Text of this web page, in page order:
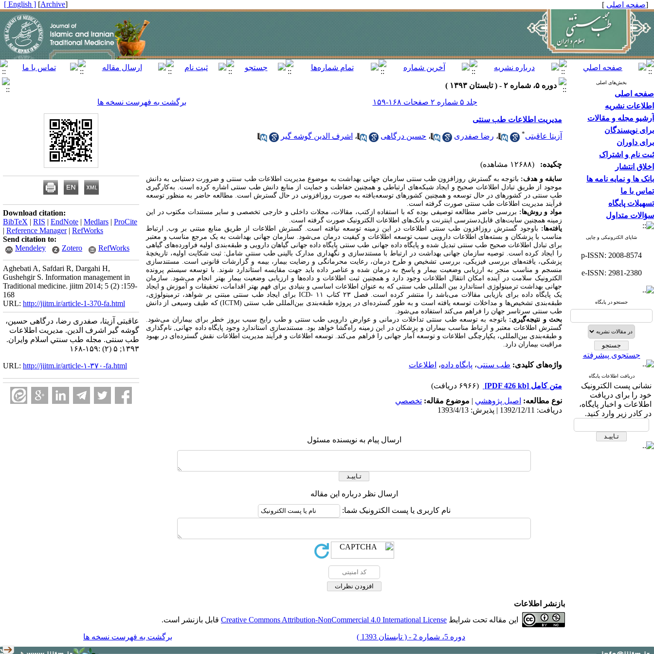
[صفحه اصلی ]
[
Archive
]
[ English ]
بخش‌های اصلی
صفحه اصلی
اطلاعات نشریه
آرشیو مجله و مقالات
برای نویسندگان
برای داوران
ثبت نام و اشتراک
اخلاق انتشار
بانک ها و نمایه نامه ها
تماس با ما
تسهیلات پایگاه
سؤالات متداول
شاپای الکترونیکی و چاپی
p-ISSN: 2008-8574
e-ISSN: 2981-2380
جستجو در پایگاه
جستجوی پیشرفته
دریافت اطلاعات پایگاه
نشانی پست الکترونیک
خود را برای دریافت
اطلاعات و اخبار پایگاه،
در کادر زیر وارد کنید.
دوره ۵، شماره ۲ - ( تابستان ۱۳۹۳ )
جلد ۵ شماره ۲ صفحات ۱۶۸-۱۵۹
برگشت به فهرست نسخه ها
مدیریت اطلاعات طب سنتی
آزیتا عاقبتی* ، رضا صفدری ، حسین درگاهی ، اشرف الدین گوشه گیر
چکیده: (۱۲۶۸۸ مشاهده)
سابقه و هدف: باتوجه به گسترش روزافزون طب سنتی سازمان جهانی بهداشت به موضوع مدیریت اطلاعات طب سنتی و ضرورت دستیابی به دانش
موجود از طریق تبادل اطلاعات صحیح و ایجاد شبکه‌های ارتباطی و همچنین حفاظت و حمایت از منابع دانش طب سنتی اشاره کرده است. به‌کارگیری
طب سنتی در کشورهای در حال توسعه و همچنین کشورهای توسعه‌یافته به صورت روزافزونی در حال گسترش است. مطالعه حاضر به منظور توسعه
فرآیند مدیریت اطلاعات طب سنتی صورت گرفته است.
مواد و روش‌ها: بررسی حاضر مطالعه توصیفی بوده که با استفاده ازکتب، مقالات، مجلات داخلی و خارجی تخصصی و سایر مستندات مکتوب در این
زمینه همچنین سایت‌های قابل‌دسترسی اینترنت و بانک‌های اطلاعات الکترونیک صورت گرفته است.
یافته‌ها: باوجود گسترش روزافزون طب سنتی اطلاعات در این زمینه توسعه نیافته است. گسترش اطلاعات از طریق منابع مبتنی بر وب, ارتباط
مناسب با پزشکان و بسته‌های اطلاعات دارویی سبب توسعه اطلاعات و کیفیت درمان می‌شود. سازمان جهانی بهداشت به یک مرجع مناسب و معتبر
برای تبادل اطلاعات صحیح طب سنتی تبدیل شده و پایگاه داده جهانی طب سنتی پایگاه داده جهانی گیاهان دارویی و طبقه‌بندی اولیه فراورده‌های گیاهی
را ایجاد کرده است. توصیه سازمان جهانی بهداشت در ارتباط با مستندسازی و نگهداری مدارک بالینی طب سنتی شامل: ثبت شکایت اولیه، تاریخچۀ
پزشکی، یافته‌های بررسی فیزیکی، بررسی تشخیص و طرح درمان، رعایت محرمانگی و رضایت بیمار، بیمه و گزارشات قانونی است. مستندسازی
منسجم و مناسب منجر به ارزیابی وضعیت بیمار و پاسخ به درمان شده و عناصر داده باید جهت مقایسه استاندارد شوند. با توسعه سیستم پرونده
الکترونیک سلامت در آینده امکان انتقال اطلاعات وجود دارد و همچنین ثبت اطلاعات و داده‌ها و ارزیابی وضعیت بیمار بهتر انجام می‌شود. سازمان
جهانی بهداشت ترمینولوژی استاندارد بین المللی طب سنتی که به عنوان اطلاعات اساسی و بنیادی برای فهم بهتر اقدامات، تحقیقات و آموزش و ایجاد
یک پایگاه داده برای بازیابی مقالات می‌باشد را منتشر کرده است. فصل ۲۳ کتاب ICD- ۱۱ برای ایجاد طب سنتی مبتنی بر شواهد، ترمینولوژی،
طبقه‌بندی تشخیص‌ها و مداخلات توسعه یافته است و به طور گسترده‌ای در پروژه طبقه‌بندی بین‌المللی طب سنتی (ICTM) که طیف وسیعی از دانش
طب سنتی سرتاسر جهان را فراهم می‌کند استفاده می‌شود.
بحث و نتیجه‌گیری: باتوجه به توسعه طب سنتی تداخلات درمانی و عوارض دارویی طب سنتی و طب رایج سبب بروز خطر برای بیماران می‌شود.
گسترش اطلاعات معتبر و ارتباط مناسب بیماران و پزشکان در این زمینه راه‌گشا خواهد بود. مستندسازی استاندارد وجود پایگاه داده جهانی, نام‌گذاری
و طبقه‌بندی بین‌المللی، یکپارچگی اطلاعات و توسعه آمار جهانی را فراهم می‌کند. توسعه اطلاعات و فرآیند مدیریت اطلاعات نقش گسترده‌ای در بهبود
مراقبت بیماران دارد.
واژه‌های کلیدی: طب سنتی، پایگاه داده، اطلاعات
متن کامل [PDF 426 kb]
(۶۹۶۶ دریافت)
نوع مطالعه: اصيل پژوهشي | موضوع مقاله: تخصصي
دریافت: 1392/12/11 | پذیرش: 1393/4/13
ارسال پیام به نویسنده مسئول
ارسال نظر درباره این مقاله
نام کاربری یا پست الکترونیک شما:
Download citation:
BibTeX | RIS | EndNote | Medlars | ProCite
| Reference Manager| RefWorks
Send citation to:
Mendeley
Zotero RefWorks
Aghebati A, Safdari R, Dargahi H,
Gushehgir S. Information management in
Traditional medicine. jiitm 2014; 5 (2) :159-
168
URL: http://jiitm.ir/article-1-370-fa.html
عاقبتی آزیتا، صفدری رضا، درگاهی حسین،
گوشه گیر اشرف الدین. مدیریت اطلاعات
طب سنتی. مجله طب سنتي اسلام وايران.
۱۳۹۳; ۵ (۲) :۱۵۹-۱۶۸
URL: http://jiitm.ir/article-۱-۳۷۰-fa.html
بازنشر اطلاعات
این مقاله تحت شرایط Creative Commons Attribution-NonCommercial 4.0 International License قابل بازنشر است.
دوره 5، شماره 2 - ( تابستان 1393 ) برگشت به فهرست نسخه ها